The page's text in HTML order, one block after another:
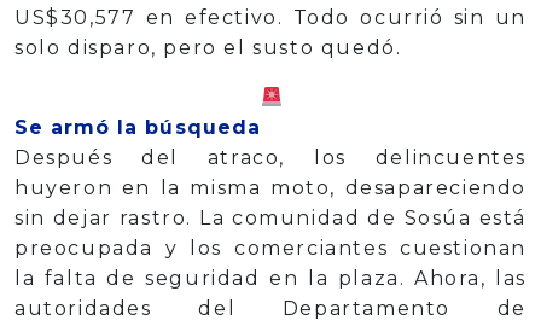
US$30,577 en efectivo. Todo ocurrió sin un
solo disparo, pero el susto quedó.
Se armó la búsqueda
Después del atraco, los delincuentes
huyeron en la misma moto, desapareciendo
sin dejar rastro. La comunidad de Sosúa está
preocupada y los comerciantes cuestionan
la falta de seguridad en la plaza. Ahora, las
autoridades del Departamento de